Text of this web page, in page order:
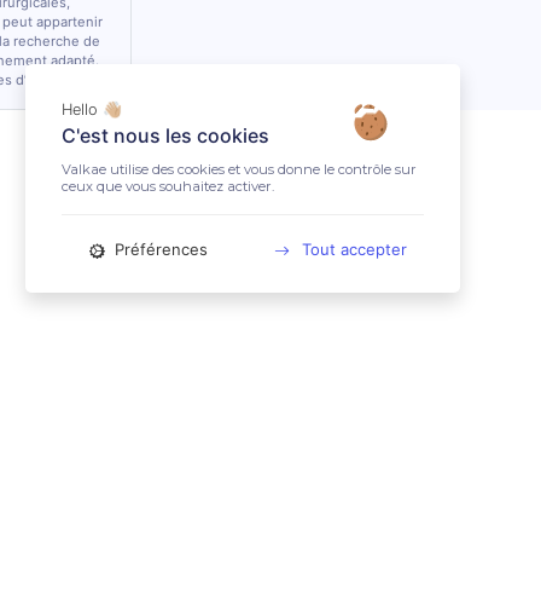
appartenir
recherche de
adapté.
Hello 👋🏼
C'est nous les cookies
Valkae utilise des cookies et vous donne le contrôle sur
ceux que vous souhaitez activer.
Préférences Tout accepter